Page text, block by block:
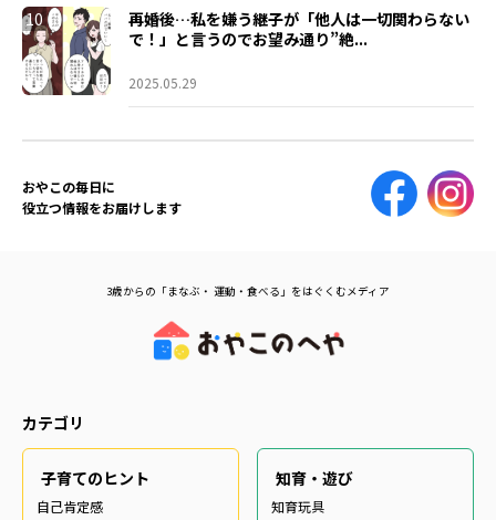
10
再婚後…私を嫌う継子が「他人は一切関わらない
で！」と言うのでお望み通り”絶...
2025.05.29
おやこの毎日に
役立つ情報をお届けします
3歳からの「まなぶ・ 運動・食べる」をはぐくむメディア
カテゴリ
子育てのヒント
自己肯定感
知育・遊び
知育玩具